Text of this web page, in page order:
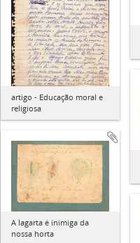
artigo - Educação moral e
religiosa
A lagarta é inimiga da
nossa horta